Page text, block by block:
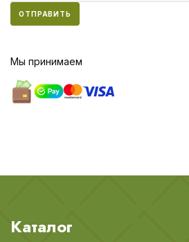
ОТПРАВИТЬ
Мы принимаем
Каталог